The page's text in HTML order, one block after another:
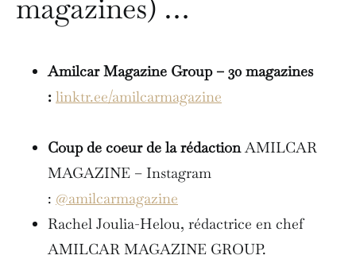
magazines) …
Amilcar Magazine Group – 30 magazines
: linktr.ee/amilcarmagazine
Coup de coeur de la rédactionAMILCAR
MAGAZINE – Instagram
: @amilcarmagazine
Rachel Joulia-Helou, rédactrice en chef
AMILCAR MAGAZINE GROUP.